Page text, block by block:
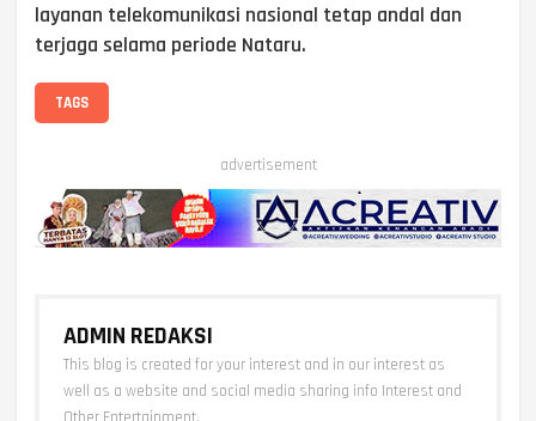
layanan telekomunikasi nasional tetap andal dan
terjaga selama periode Nataru.
TAGS
advertisement
ADMIN REDAKSI
This blog is created for your interest and in our interest as
well as a website and social media sharing info Interest and